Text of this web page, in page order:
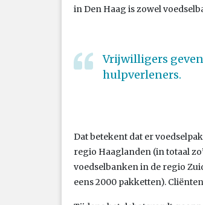
in Den Haag is zowel
Vrijwilligers
hulpverleners.
Dat betekent dat er
regio Haaglanden (in totaal
voedselbanken in de regio
eens 2000 pakketten).